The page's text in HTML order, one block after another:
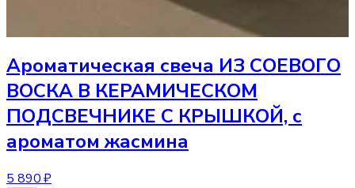
Ароматическая свеча ИЗ СОЕВОГО
ВОСКА В КЕРАМИЧЕСКОМ
ПОДСВЕЧНИКЕ С КРЫШКОЙ, с
ароматом жасмина
5 890 ₽